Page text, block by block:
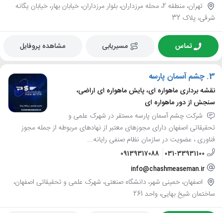
تهران، منطقه 2، محله مرزداران، بلوار مرزداران، خیابان بهار، خیابان یگانه
شرقی، پلاک 32
تماس مسیریابی مشاهده پروفایل
3. چشم آسمان پارسه
نقشه برداری ماهواره ای، پایش ماهواره ای اراضی،
سنجش از دور ماهواره ای
شرکت چشم آسمان پارسه مستقر در شهرک علمی و
تحقیقاتی اصفهان دارای مجوزهای معتبر از نهادهای مربوطه از جمله مجوز
فناوری ، عضویت در سازمان نظام صنفی رایانه...
031-33931100
09139317088
info@chashmeaseman.ir
اصفهان، خمینی شهر، دانشگاه صنعتی، شهرک علمی و تحقیقاتی اصفهان،
ساختمان شیخ بهایی، واحد 261